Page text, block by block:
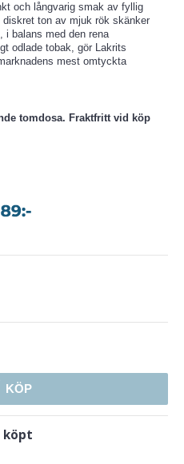
och långvarig smak av fyllig
ton av mjuk rök skänker
i balans med den rena
odlade tobak, gör Lakrits
mest omtyckta
tomdosa. Fraktfritt vid köp
KÖP
köpt